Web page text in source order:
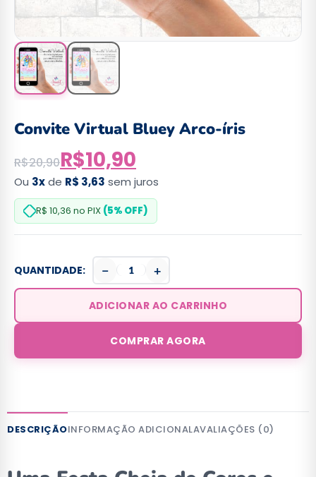
Convite Virtual Bluey Arco-íris
R$20,90R$10,90
Ou 3xde R$ 3,63 sem juros
R$ 10,36 no PIX (5% OFF)
QUANTIDADE: − +
ADICIONAR AO CARRINHO
COMPRAR AGORA
DESCRIÇÃOINFORMAÇÃO ADICIONALAVALIAÇÕES (0)